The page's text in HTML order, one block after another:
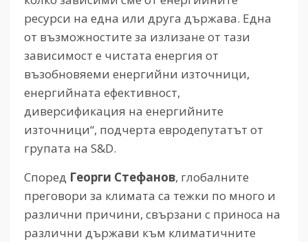
ресурси на една или друга държава. Една
от възможностите за излизане от тази
зависимост е чистата енергия от
възобновяеми енергийни източници,
енергийната ефективност,
диверсификация на енергийните
източници“, подчерта евродепутатът от
групата на S&D.
Според Георги Стефанов, глобалните
преговори за климата са тежки по много и
различни причини, свързани с приноса на
различни държави към климатичните